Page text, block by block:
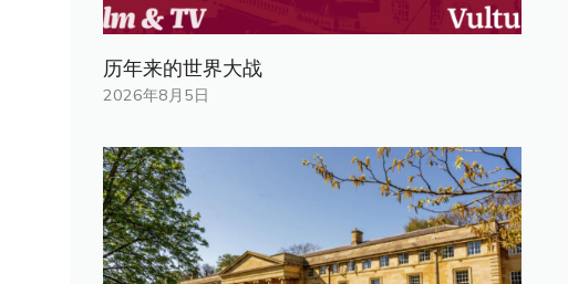
历年来的世界大战
2026年8月5日